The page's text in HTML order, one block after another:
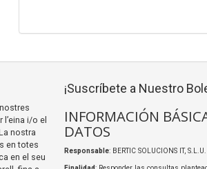
i/o el
nostra
en totes
en el seu
¡Suscríbete a Nuestro
INFORMACIÓN
DATOS
Responsable: BERTIC SOLUCIONS IT, S.L.U.